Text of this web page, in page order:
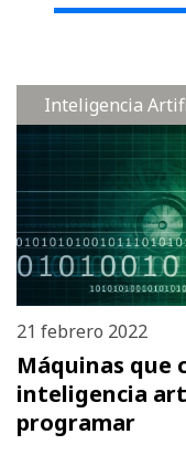
Inteligencia
21 febrero 2022
Máquinas que
inteligencia
programar